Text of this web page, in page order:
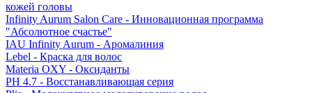
кожей головы
Infinity Aurum Salon Care - Инновационная программа
"Абсолютное счастье"
IAU Infinity Aurum - Аромалиния
Lebel - Краска для волос
Materia OXY - Оксиданты
PH 4.7 - Восстанавливающая серия